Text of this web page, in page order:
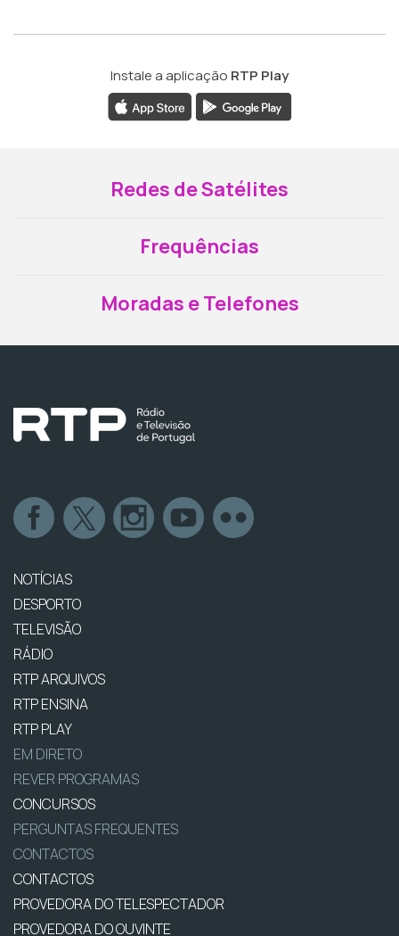
Instale a aplicação RTP Play
Redes de Satélites
Frequências
Moradas e Telefones
NOTÍCIAS
DESPORTO
TELEVISÃO
RÁDIO
RTP ARQUIVOS
RTP ENSINA
RTP PLAY
EM DIRETO
REVER PROGRAMAS
CONCURSOS
PERGUNTAS FREQUENTES
CONTACTOS
CONTACTOS
PROVEDORA DO TELESPECTADOR
PROVEDORA DO OUVINTE